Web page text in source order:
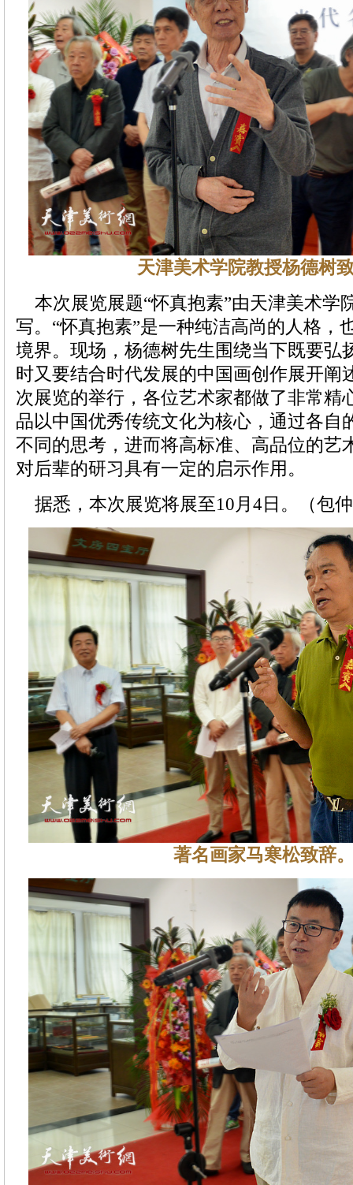
天津美术学院教授杨德树
本次展览展题“怀真抱素”由天津美术学
写。“怀真抱素”是一种纯洁高尚的人格，
境界。现场，杨德树先生围绕当下既要弘
时又要结合时代发展的中国画创作展开阐
次展览的举行，各位艺术家都做了非常精
品以中国优秀传统文化为核心，通过各自
不同的思考，进而将高标准、高品位的艺
对后辈的研习具有一定的启示作用。
据悉，本次展览将展至10月4日。（包
著名画家马寒松致辞